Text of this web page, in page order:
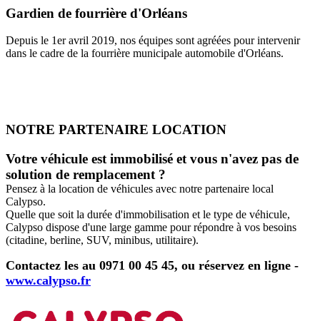
Gardien de fourrière d'Orléans
Depuis le 1er avril 2019, nos équipes sont agréées pour intervenir
dans le cadre de la fourrière municipale automobile d'Orléans.
NOTRE PARTENAIRE LOCATION
Votre véhicule est immobilisé et vous n'avez pas de
solution de remplacement ?
Pensez à la location de véhicules avec notre partenaire local
Calypso.
Quelle que soit la durée d'immobilisation et le type de véhicule,
Calypso dispose d'une large gamme pour répondre à vos besoins
(citadine, berline, SUV, minibus, utilitaire).
Contactez les au 0971 00 45 45, ou réservez en ligne -
www.calypso.fr